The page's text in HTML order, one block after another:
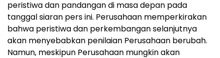
peristiwa dan pandangan di masa depan pada
tanggal siaran pers ini. Perusahaan memperkirakan
bahwa peristiwa dan perkembangan selanjutnya
akan menyebabkan penilaian Perusahaan berubah.
Namun, meskipun Perusahaan mungkin akan